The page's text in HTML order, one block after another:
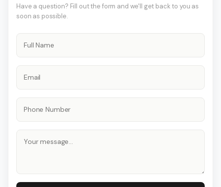
Have a question? Fill out the form and we'll get back to you as
soon as possible.